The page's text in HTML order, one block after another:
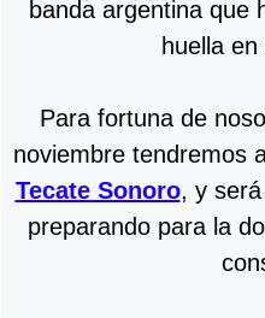
banda argentina que
huella en
Para fortuna de
noviembre tendremos
Tecate Sonoro, y
preparando para la